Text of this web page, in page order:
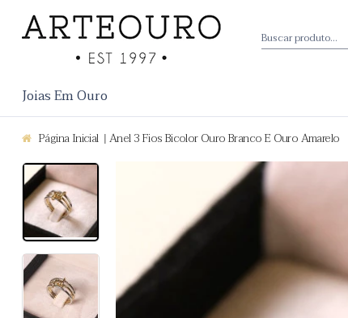
Joias Em Ouro
Página Inicial |Anel 3 Fios Bicolor Ouro Branco E Ouro Amarelo